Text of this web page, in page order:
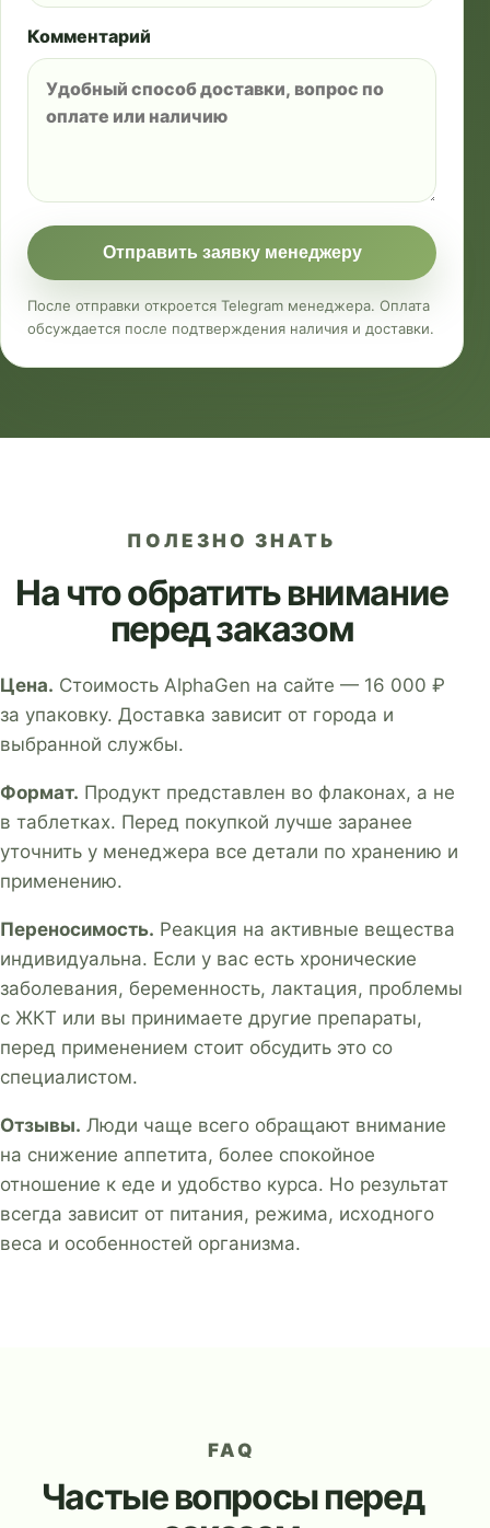
Комментарий
Отправить заявку менеджеру
После отправки откроется Telegram менеджера. Оплата
обсуждается после подтверждения наличия и доставки.
ПОЛЕЗНО ЗНАТЬ
На что обратить внимание
перед заказом
Цена. Стоимость AlphaGen на сайте — 16 000 ₽
за упаковку. Доставка зависит от города и
выбранной службы.
Формат. Продукт представлен во флаконах, а не
в таблетках. Перед покупкой лучше заранее
уточнить у менеджера все детали по хранению и
применению.
Переносимость. Реакция на активные вещества
индивидуальна. Если у вас есть хронические
заболевания, беременность, лактация, проблемы
с ЖКТ или вы принимаете другие препараты,
перед применением стоит обсудить это со
специалистом.
Отзывы. Люди чаще всего обращают внимание
на снижение аппетита, более спокойное
отношение к еде и удобство курса. Но результат
всегда зависит от питания, режима, исходного
веса и особенностей организма.
FAQ
Частые вопросы перед